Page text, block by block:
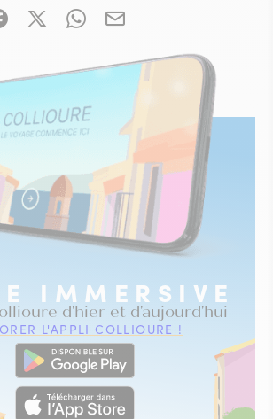
sur Facebook (nouvelle fenêtre)
Partager sur X / Twitter (nouvelle
Partager sur WhatsApp
Partager par mail
IMMERSIVE
d'hier et d'aujourd'hui
L'APPLI COLLIOURE !